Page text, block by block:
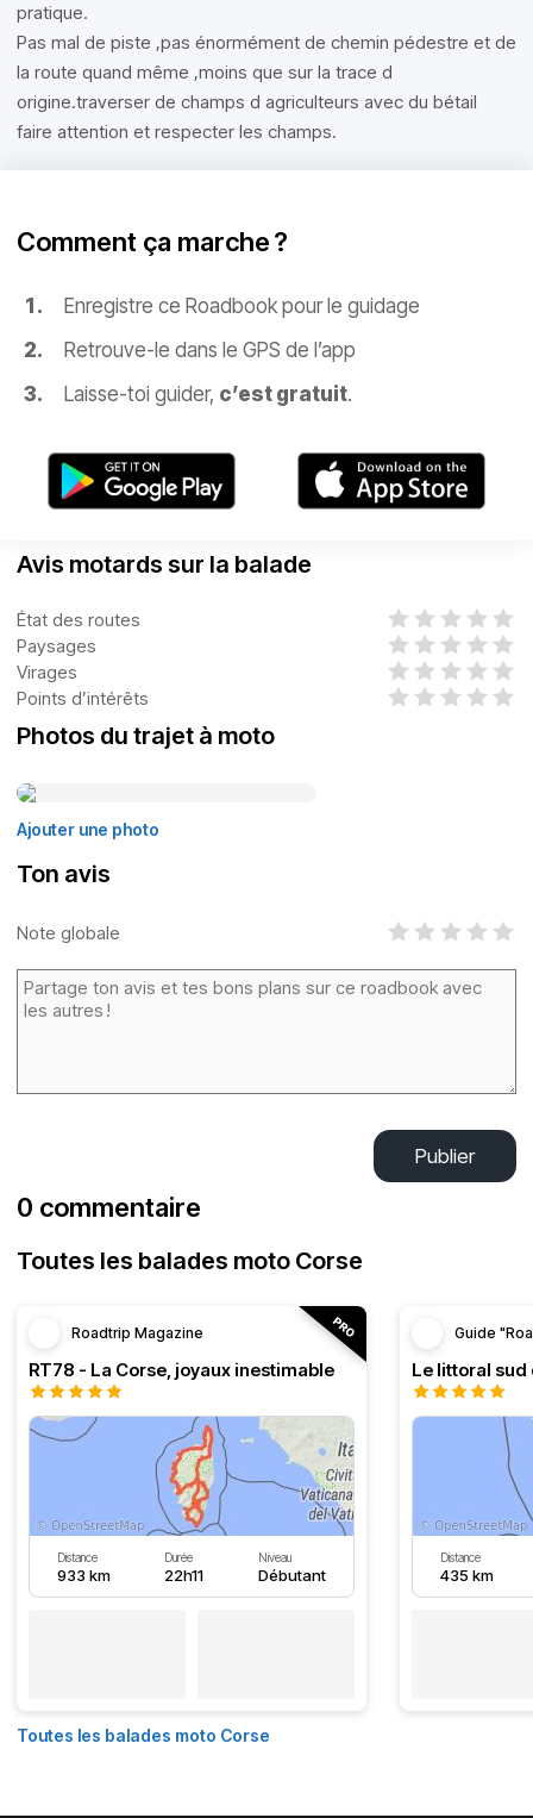
pratique.
Pas mal de piste ,pas énormément de chemin pédestre et de
la route quand même ,moins que sur la trace d
origine.traverser de champs d agriculteurs avec du bétail
faire attention et respecter les champs.
Comment ça marche ?
Enregistre ce Roadbook pour le guidage
Retrouve-le dans le GPS de l’app
Laisse-toi guider, c’est gratuit.
Avis motards sur la balade
État des routes
Paysages
Virages
Points d’intérêts
Photos du trajet à moto
Ajouter une photo
Ton avis
Note globale
Publier
0 commentaire
Toutes les balades moto Corse
Roadtrip Magazine
RT78 - La Corse, joyaux inestimable
Distance
933 km
Durée
22h11
Niveau
Débutant
Guide
Le littoral sud
Distance
435 km
Toutes les balades moto Corse